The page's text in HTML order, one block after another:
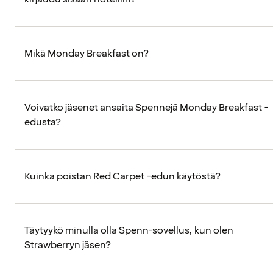
Mikä Monday Breakfast on?
Voivatko jäsenet ansaita Spennejä Monday Breakfast -
edusta?
Kuinka poistan Red Carpet -edun käytöstä?
Täytyykö minulla olla Spenn-sovellus, kun olen
Strawberryn jäsen?